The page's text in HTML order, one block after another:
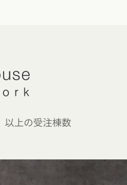
以上の受注棟数